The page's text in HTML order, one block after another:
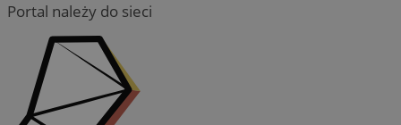
Portal należy do sieci